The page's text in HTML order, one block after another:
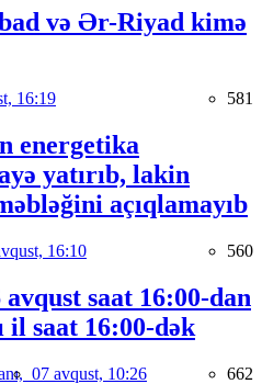
və Ər-Riyad kimə
16:19 581
energetika
yatırıb, lakin
açıqlamayıb
16:10 560
saat 16:00-dan
il saat 16:00-dək
07 avqust, 10:26 662